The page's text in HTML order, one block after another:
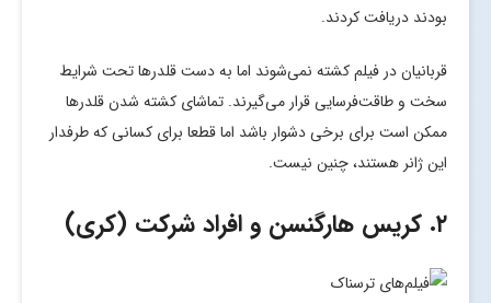
بودند دریافت کردند.
قربانیان در فیلم کشته نمی‌شوند اما به دست قلدرها تحت شرایط
سخت و طاقت‌فرسایی قرار می‌گیرند. تماشای کشته شدن قلدرها
ممکن است برای برخی دشوار باشد اما قطعا برای کسانی که طرفدار
این ژانر هستند، چنین نیست.
۲. کریس هارگنسن و افراد شرکت (کری)